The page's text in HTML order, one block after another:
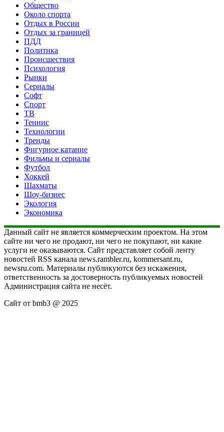
Общество
Около спорта
Отдых в России
Отдых за границей
ПДД
Политика
Происшествия
Психология
Рынки
Сериалы
Софт
Спорт
ТВ
Теннис
Технологии
Тренды
Фигурное катание
Фильмы и сериалы
Футбол
Хоккей
Шахматы
Шоу-бизнес
Экология
Экономика
Данный сайт не является коммерческим проектом. На этом
сайте ни чего не продают, ни чего не покупают, ни какие
услуги не оказываются. Сайт представляет собой ленту
новостей RSS канала news.rambler.ru, kommersant.ru,
newsru.com. Материалы публикуются без искажения,
ответственность за достоверность публикуемых новостей
Администрация сайта не несёт.
Сайт от bmb3 @ 2025